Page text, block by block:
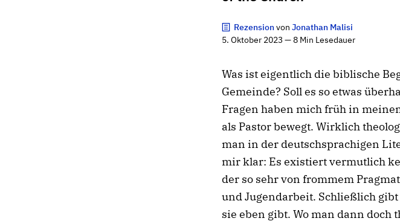
RezensionvonJonathan Malisi
5. Oktober 2023 — 8 Min Lesedauer
Was ist eigentlich die biblische
Gemeinde? Soll es so etwas
Fragen haben mich früh in
als Pastor bewegt. Wirklich
man in der deutschsprachigen
mir klar: Es existiert vermutlich
der so sehr von frommem
und Jugendarbeit. Schließlich
sie eben gibt. Wo man dann doch